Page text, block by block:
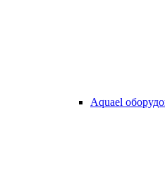
Aquael